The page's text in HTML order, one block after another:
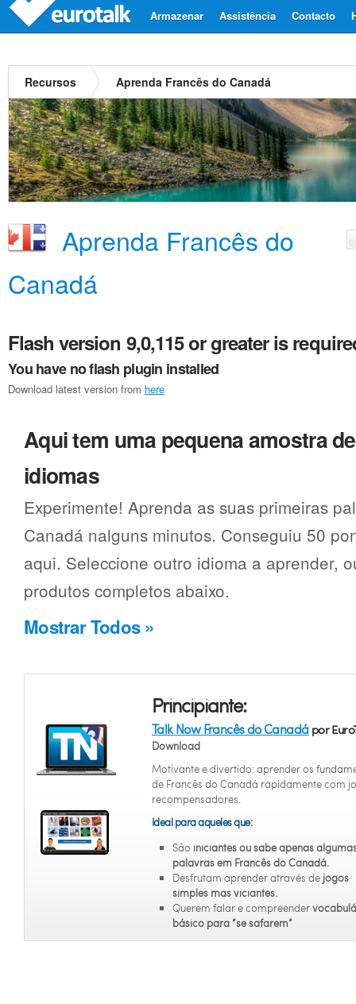
Contacto
Assistência
Armazenar
Recursos Aprenda Francês do Canadá
Aprenda Francês do
Canadá
Flash version 9,0,115 or greater is
You have no flash plugin installed
Download latest version from here
Aqui tem uma pequena amostra
idiomas
Experimente! Aprenda as suas primeiras
Canadá nalguns minutos. Conseguiu 50
aqui. Seleccione outro idioma a aprender,
produtos completos abaixo.
Mostrar Todos »
Principiante:
Talk Now Francês do Canadápor
Download
Motivante e divertido: aprender os
de Francês do Canadá rapidamente com
recompensadores.
Ideal para aqueles que:
São iniciantesou sabe apenas
palavras em Francês do Canadá.
Desfrutam aprender através de jogos
simples mas viciantes.
Querem falar e compreender
básico para “se safarem”